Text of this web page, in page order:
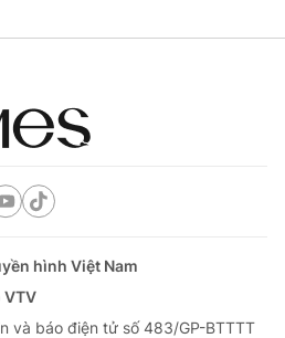
hình Việt Nam
VTV
và báo điện tử số 483/GP-BTTTT